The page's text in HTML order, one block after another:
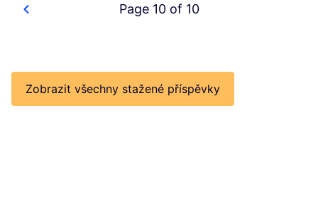
Page 10 of 10
Zobrazit všechny stažené příspěvky